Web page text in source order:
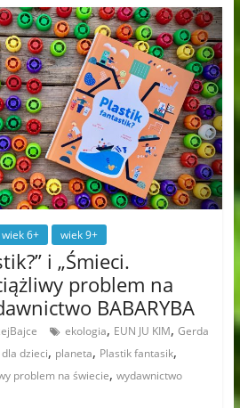
wiek 6+ wiek 9+
i „Śmieci.
problem na
BABARYBA
ekologia, EUN JU KIM, Gerda
dzieci, planeta, Plastik fantasik,
problem na świecie, wydawnictwo